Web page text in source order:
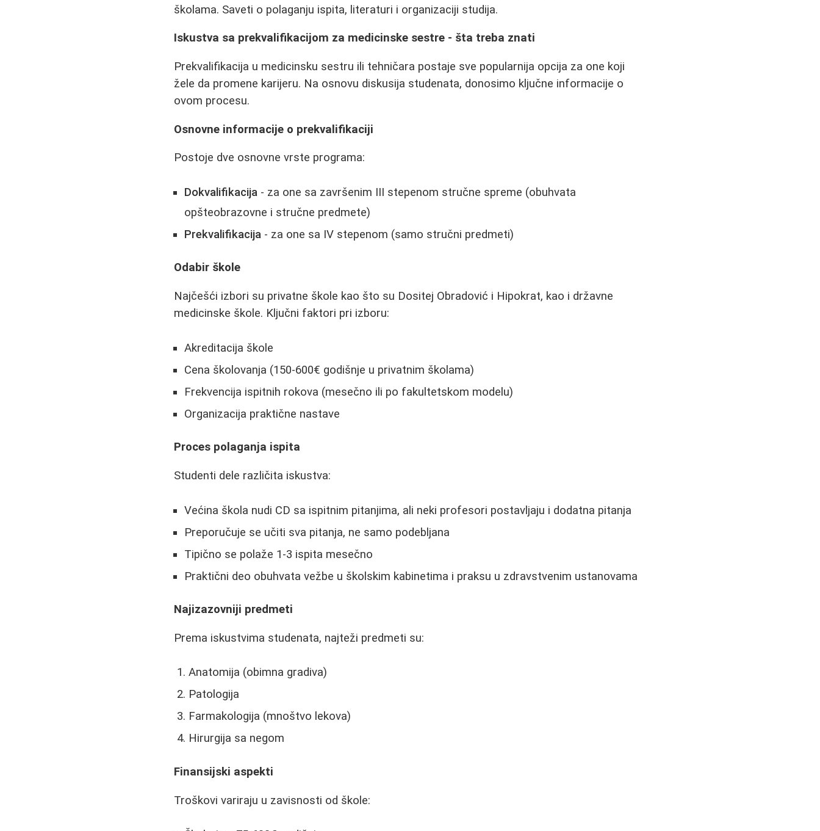
školama. Saveti o polaganju ispita, literaturi i organizaciji studija.
Iskustva sa prekvalifikacijom za medicinske sestre - šta treba znati
Prekvalifikacija u medicinsku sestru ili tehničara postaje sve popularnija opcija za one koji
žele da promene karijeru. Na osnovu diskusija studenata, donosimo ključne informacije o
ovom procesu.
Osnovne informacije o prekvalifikaciji
Postoje dve osnovne vrste programa:
Dokvalifikacija - za one sa završenim III stepenom stručne spreme (obuhvata
opšteobrazovne i stručne predmete)
Prekvalifikacija - za one sa IV stepenom (samo stručni predmeti)
Odabir škole
Najčešći izbori su privatne škole kao što su Dositej Obradović i Hipokrat, kao i državne
medicinske škole. Ključni faktori pri izboru:
Akreditacija škole
Cena školovanja (150-600€ godišnje u privatnim školama)
Frekvencija ispitnih rokova (mesečno ili po fakultetskom modelu)
Organizacija praktične nastave
Proces polaganja ispita
Studenti dele različita iskustva:
Većina škola nudi CD sa ispitnim pitanjima, ali neki profesori postavljaju i dodatna pitanja
Preporučuje se učiti sva pitanja, ne samo podebljana
Tipično se polaže 1-3 ispita mesečno
Praktični deo obuhvata vežbe u školskim kabinetima i praksu u zdravstvenim ustanovama
Najizazovniji predmeti
Prema iskustvima studenata, najteži predmeti su:
Anatomija (obimna gradiva)
Patologija
Farmakologija (mnoštvo lekova)
Hirurgija sa negom
Finansijski aspekti
Troškovi variraju u zavisnosti od škole: